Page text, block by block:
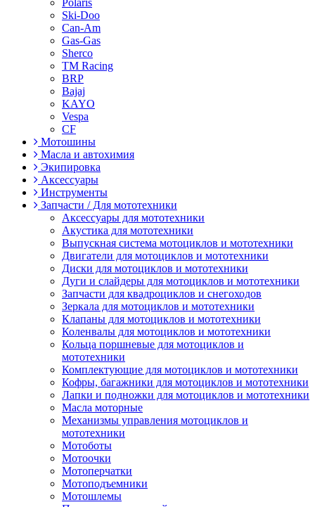
Polaris
Ski-Doo
Can-Am
Gas-Gas
Sherco
TM Racing
BRP
Bajaj
KAYO
Vespa
CF
Мотошины
Масла и автохимия
Экипировка
Аксессуары
Инструменты
Запчасти / Для мототехники
Аксессуары для мототехники
Акустика для мототехники
Выпускная система мотоциклов и мототехники
Двигатели для мотоциклов и мототехники
Диски для мотоциклов и мототехники
Дуги и слайдеры для мотоциклов и мототехники
Запчасти для квадроциклов и снегоходов
Зеркала для мотоциклов и мототехники
Клапаны для мотоциклов и мототехники
Коленвалы для мотоциклов и мототехники
Кольца поршневые для мотоциклов и
мототехники
Комплектующие для мотоциклов и мототехники
Кофры, багажники для мотоциклов и мототехники
Лапки и подножки для мотоциклов и мототехники
Масла моторные
Механизмы управления мотоциклов и
мототехники
Мотоботы
Мотоочки
Мотоперчатки
Мотоподъемники
Мотошлемы